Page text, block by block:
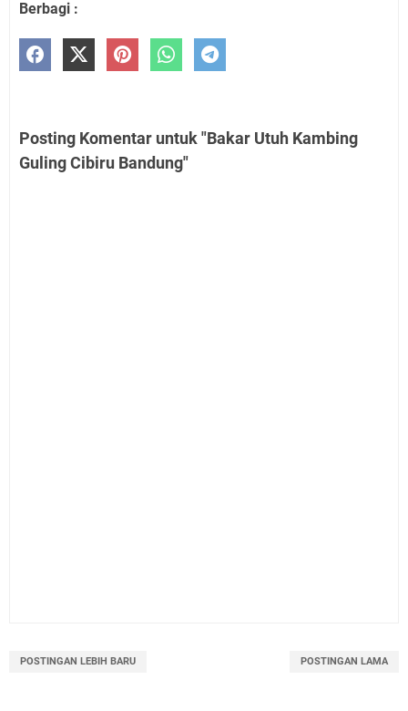
Berbagi :
Posting Komentar untuk "Bakar Utuh Kambing
Guling Cibiru Bandung"
POSTINGAN LEBIH BARU POSTINGAN LAMA